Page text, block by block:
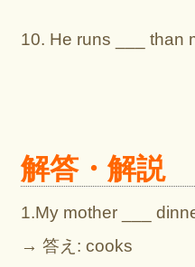
10. He runs ___ than
解答・解説
1.My mother ___
→ 答え: cooks